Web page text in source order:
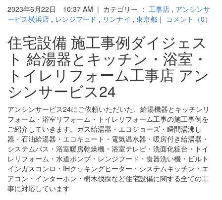
2023年6月22日 10:37 AM | カテゴリー ： 工事店 , アンシンサ
ービス横浜店 , レンジフード , リンナイ , 東京都 ｜ コメント（0）
住宅設備 施工事例ダイジェス
ト 給湯器とキッチン・浴室・
トイレリフォーム工事店 アン
シンサービス24
アンシンサービス24にご依頼いただいた、給湯機器とキッチンリ
フォーム・浴室リフォーム・トイレリフォーム工事の施工事例を
ご紹介していきます。ガス給湯器・エコジョーズ・瞬間湯沸し
器・石油給湯器・エコキュート・電気温水器・暖房付き給湯器・
システムバス・浴室暖房乾燥機・浴室テレビ・洗面化粧台・トイ
レリフォーム・水道ポンプ・レンジフード・食器洗い機・ビルト
インガスコンロ・IHクッキングヒーター・システムキッチン・エ
アコン・インターホン・樹木伐採など住宅設備に関する全ての工
事に対応しています